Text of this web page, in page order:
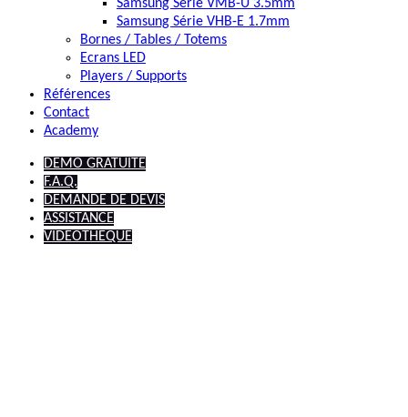
Samsung Série VMB-U 3.5mm
Samsung Série VHB-E 1.7mm
Bornes / Tables / Totems
Ecrans LED
Players / Supports
Références
Contact
Academy
DEMO GRATUITE
F.A.Q.
DEMANDE DE DEVIS
ASSISTANCE
VIDEOTHEQUE